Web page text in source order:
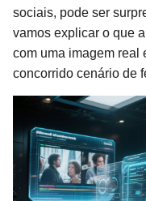
sociais, pode ser
vamos explicar o que
com uma imagem real
concorrido cenário de